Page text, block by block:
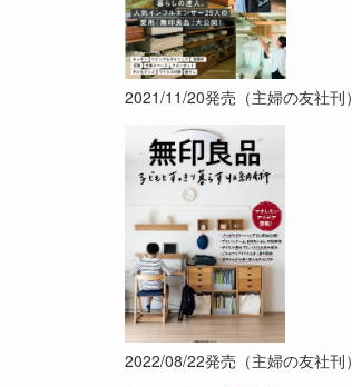
2021/11/20発売（主婦の友社刊）
2022/08/22発売（主婦の友社刊）